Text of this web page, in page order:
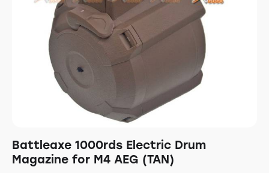
Battleaxe 1000rds Electric Drum
Magazine for M4 AEG (TAN)